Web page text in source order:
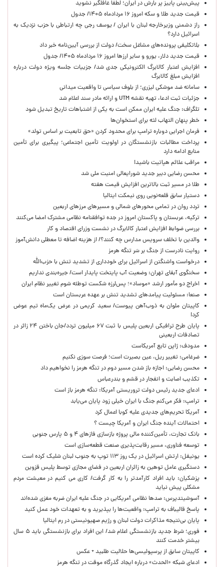
پیش‌بینی پاییز پر بارش در ایران؛ لطفا غافلگیر نشوید
قیمت جدید طلا و سکه امروز ۱۶ مردادماه ۱۴۰۵/ جدول
راز دشمنی وزیرخارجه لبنان با ایران / یوسف رجی چه ارتباطی با حزب نزدیک به
اسرائیل دارد؟
بلاتکلیفی پرونده‌های مشاغل سخت/ دولت از بررسی آیین‌نامه خبر داد
قیمت جدید دلار، یورو و سایر ارزها امروز ۱۶ مردادماه ۱۴۰۵/ جدول
افزایش اعتبار کالابرگ الکترونیکی جدی شد/ جزییات جلسه ویژه دولت درباره
افزایش مبلغ کالابرگ
سامانه ضد موشکی لیزری؛ از بلوف سیاسی تا واقعیت میدانی
جزئیات ثبت ادعا، تهیه نقشه UTM و ارائه مادر سند اعلام شد
تلگراف: جنگ علیه ایران ممکن است به یکی از اشتباهات تاریخ تبدیل شود
خطر پنهان التهاب لثه برای استخوان‌ها
فرمان اجرایی دوباره ترامپ برای محدود کردن «حق تابعیت بر اساس تولد»
پرداخت مطالبات بازنشستگان در اولویت تأمین اجتماعی؛ پیگیری برای تأمین
منابع ادامه دارد
مراقب علائم هپاتیت باشید!
محسن رضایی دبیر جدید شورایعالی امنیت ملی شد
طلا در مسیر ثبت بالاترین افزایش قیمت هفته
دستیار سابق قلعه‌نویی روی نیمکت ایتالیا
تردد روان در تمامی محورهای شمالی و مسیرهای مرزهای اربعین
ترکیه، عربستان و پاکستان امروز در جده توافقنامه نظامی مشترک امضا می‌کنند
بررسی ضوابط افزایش اعتبار کالابرگ در نشست وزرای اقتصاد و کار
والدین با تخلف سرویس مدارس چه کنند؟/ از هزینه اضافه تا معطلی دانش‌آموز
روایت نادرست از جنگ بر سَر تنگه هرمز
درخواست واشنگتن از اسرائیل برای خودداری از تشدید تنش با حزب‌الله
سخنگوی آبفای تهران: وضعیت آب پایتخت پایدار است/ جیره‌بندی نداریم
اخراج دو مأمور ارشد «موساد»؛ پس‌لرزه شکست توطئه شوم تغییر نظام ایران
صنعا: مسئولیت پیامدهای تشدید تنش بر عهده عربستان است
کاپیتان ملوان به ذوب‌آهن پیوست/ سعید کریمی در عرض یک‌ماه تیم عوض
کرد!
پایان طرح ترافیکی اربعین پلیس با ثبت ۶۷ میلیون تردد/جان باختن ۲۴ زائر در
تصادفات اربعینی
مدودف: ژاپن تابع آمریکاست
ضرغامی: تغییر ریل، عین بصیرت است؛ فرصت سوزی نکنیم
محسن رضایی: اجازه باز شدن مسیر دوم در تنگه هرمز را نخواهیم داد
تکذیب اصابت و انفجار در قشم و بندرعباس
ادعای جدید رئیس دولت تروریستی آمریکا: تنگه هرمز باز است
ترامپ: فکر می‌کنم جنگ با ایران خیلی زود پایان می‌یابد
آمریکا تحریم‌های جدیدی علیه کوبا اعمال کرد
احتمالات آینده جنگ ایران و آمریکا چیست ؟
بانک تجارت، تأمین‌کننده مالی پروژه بازسازی فازهای ۴ و ۵ پارس جنوبی
توسعه فناوری، مسیر رقابت‌پذیری صنعت قطعه‌سازی است
یونیفل: ارتش اسرائیل در یک روز ۱۱۳ توپ به جنوب لبنان شلیک کرده است
دستگیری عامل توهین به زائران اربعین در فضای مجازی توسط پلیس قزوین
پزشکیان: باید افراد کارآمدتر را به کار گرفت/ کاری می کنیم در معیشت مردم
مشکلی پیش نیاید
آسوشیتدپرس: صدها نظامی آمریکایی در جنگ علیه ایران ضربه مغزی شده‌اند
پاسخ قالیباف به ترامپ: واقعیت‌ها را بپذیرید و به تعهدات خود عمل کنید
پایان بی‌نتیجه مذاکرات دولت لبنان و رژیم صهیونیستی در رم ایتالیا
فوری؛ شرط جدید بازنشستگی اعلام شد/ این افراد برای بازنشستگی باید ۵ سال
بیشتر خدمت کنند
کاپیتان سابق از پرسپولیسی‌ها حلالیت طلبید + عکس
ادعای شبکه «الحدث» درباره ایجاد گذرگاه موقت در تنگه هرمز